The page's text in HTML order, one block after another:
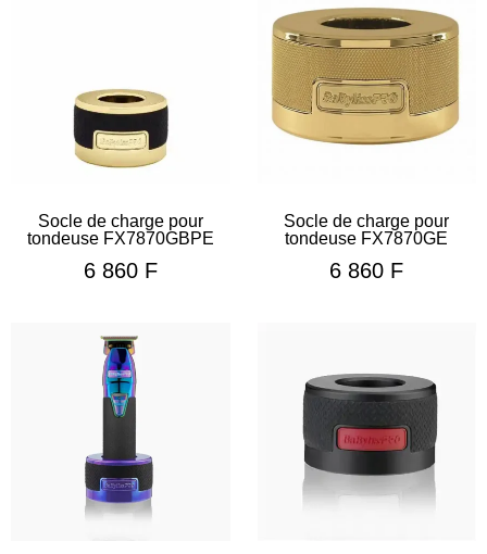
Socle de charge pour
tondeuse FX7870GBPE
6 860 F
Socle de charge pour
tondeuse FX7870GE
6 860 F